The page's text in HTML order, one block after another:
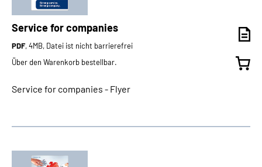
Service for companies
PDF, 4MB, Datei ist nicht barrierefrei
Über den Warenkorb bestellbar.
Service for companies - Flyer